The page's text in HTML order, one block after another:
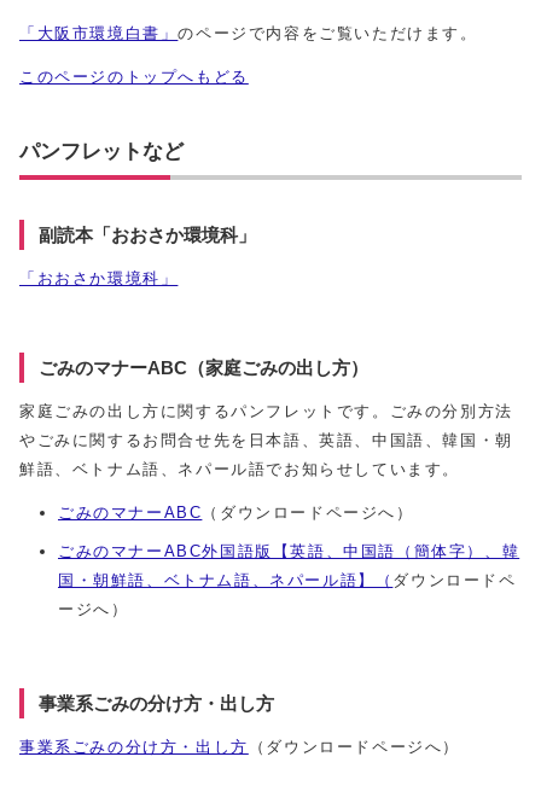
「大阪市環境白書」のページで内容をご覧いただけます。
このページのトップへもどる
パンフレットなど
副読本「おおさか環境科」
「おおさか環境科」
ごみのマナーABC（家庭ごみの出し方）
家庭ごみの出し方に関するパンフレットです。ごみの分別方法
やごみに関するお問合せ先を日本語、英語、中国語、韓国・朝
鮮語、ベトナム語、ネパール語でお知らせしています。
ごみのマナーABC （ダウンロードページへ）
ごみのマナーABC外国語版【英語、中国語（簡体字）、韓
国・朝鮮語、ベトナム語、ネパール語】（ ダウンロードペ
ージへ）
事業系ごみの分け方・出し方
事業系ごみの分け方・出し方 （ダウンロードページへ）